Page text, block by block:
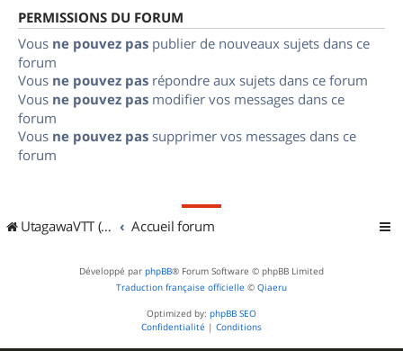
PERMISSIONS DU FORUM
Vous ne pouvez pas publier de nouveaux sujets dans ce
forum
Vous ne pouvez pas répondre aux sujets dans ce forum
Vous ne pouvez pas modifier vos messages dans ce
forum
Vous ne pouvez pas supprimer vos messages dans ce
forum
UtagawaVTT (Randos VTT et VTTAE avec traces GPS) Accueil forum
Développé par phpBB® Forum Software © phpBB Limited
Traduction française officielle © Qiaeru
Optimized by: phpBB SEO
Confidentialité | Conditions